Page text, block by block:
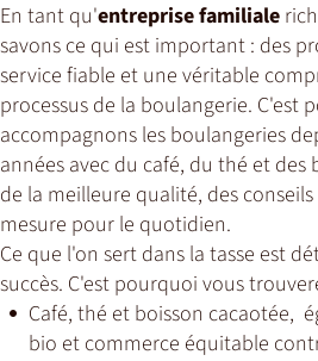
En tant qu'entreprise familiale
savons ce qui est important : des
service fiable et une véritable
processus de la boulangerie. C'est
accompagnons les boulangeries
années avec du café, du thé et des
de la meilleure qualité, des
mesure pour le quotidien.
Ce que l'on sert dans la tasse est
succès. C'est pourquoi vous
Café, thé et boisson cacaotée,
bio et commerce équitable